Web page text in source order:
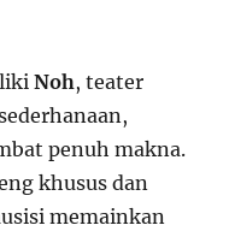
Noh, teater
penuh makna.
khusus dan
memainkan